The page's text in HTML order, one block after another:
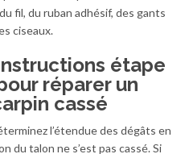
fil, du ruban adhésif, des gants
ciseaux.
étape
réparer un
cassé
l’étendue des dégâts en
du talon ne s’est pas cassé. Si